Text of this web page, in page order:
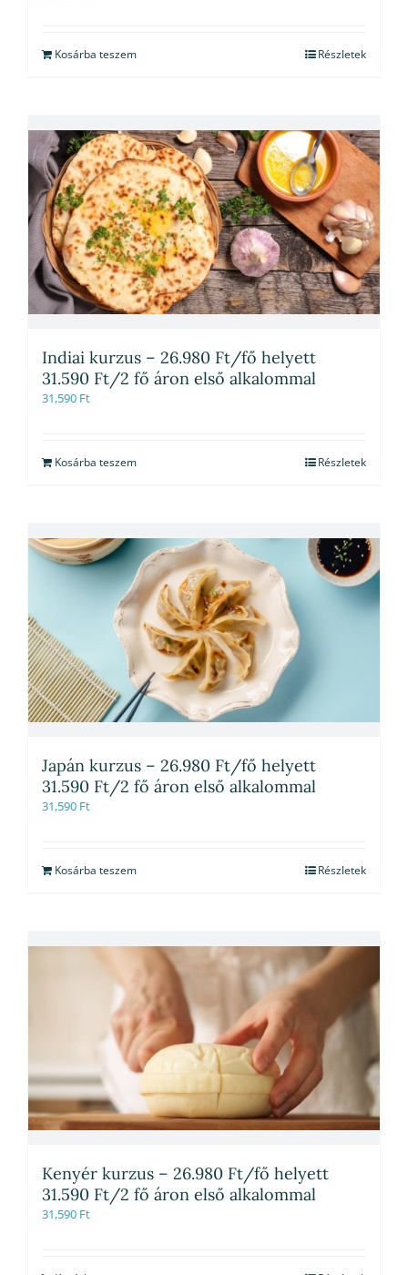
Kosárba teszem Részletek
Indiai kurzus – 26.980 Ft/fő helyett
31.590 Ft/2 fő áron első alkalommal
31,590 Ft
Kosárba teszem Részletek
Japán kurzus – 26.980 Ft/fő helyett
31.590 Ft/2 fő áron első alkalommal
31,590 Ft
Kosárba teszem Részletek
Kenyér kurzus – 26.980 Ft/fő helyett
31.590 Ft/2 fő áron első alkalommal
31,590 Ft